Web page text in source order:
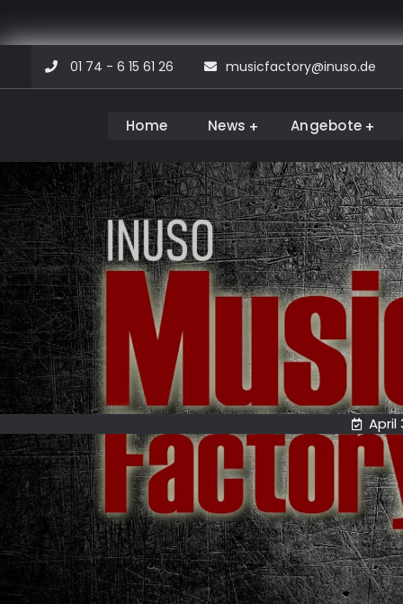
content
01 74 - 6 15 61 26 musicfactory@inuso.de
Musicfactory
Home News Angebote
April